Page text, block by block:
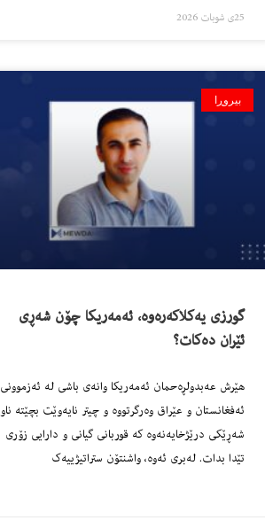
25ی شوبات 2026
بیروڕا
گورزی یەکلاکەرەوە، ئەمەریکا چۆن شەڕی
ئێران دەکات؟
هێرش عەبدولڕەحمان ئەمەریکا وانەی باشی لە ئەزموونی
ئەفغانستان و عێراق وەرگرتووە و چیتر نایەوێت بچێتە ناو
شەڕێکی درێژخایەنەوە کە قوربانی گیانی و دارایی زۆری
تێدا بدات. لەبری ئەوە، واشنتۆن ستراتیژییەک